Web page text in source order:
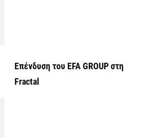
Επένδυση του EFA GROUP στη
Fractal